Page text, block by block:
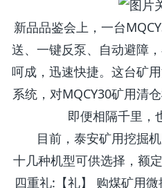
新品品鉴会上，一台
送、一键反泵、自动避障
呵成，迅速快捷。这台矿
系统，对MQCY30矿用清
即便相隔千里，
目前，泰安矿用挖掘机
十几种机型可供选择，额
四重礼:【礼】 购煤矿用